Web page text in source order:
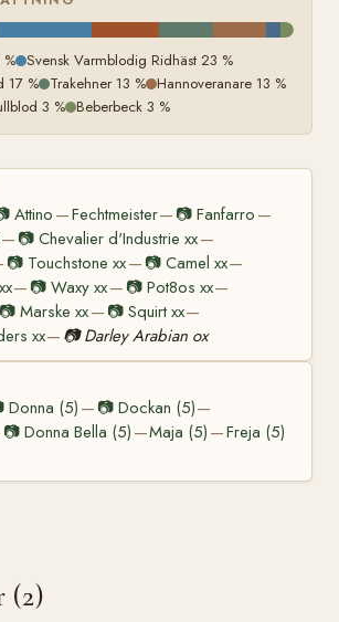
% Svensk Varmblodig Ridhäst 23 %
17 % Trakehner 13 % Hannoveranare 13 %
3 % Beberbeck 3 %
Attino —Fechtmeister— 📷Fanfarro —
— 📷Chevalier d'Industrie xx—
📷 Touchstone xx— 📷 Camel xx—
— 📷Waxy xx— 📷 Pot8os xx—
📷Marske xx— 📷 Squirt xx—
xx— 📷 Darley Arabian ox
Donna (5) — 📷 Dockan (5)—
📷Donna Bella (5) —Maja (5) —Freja (5)
(2)